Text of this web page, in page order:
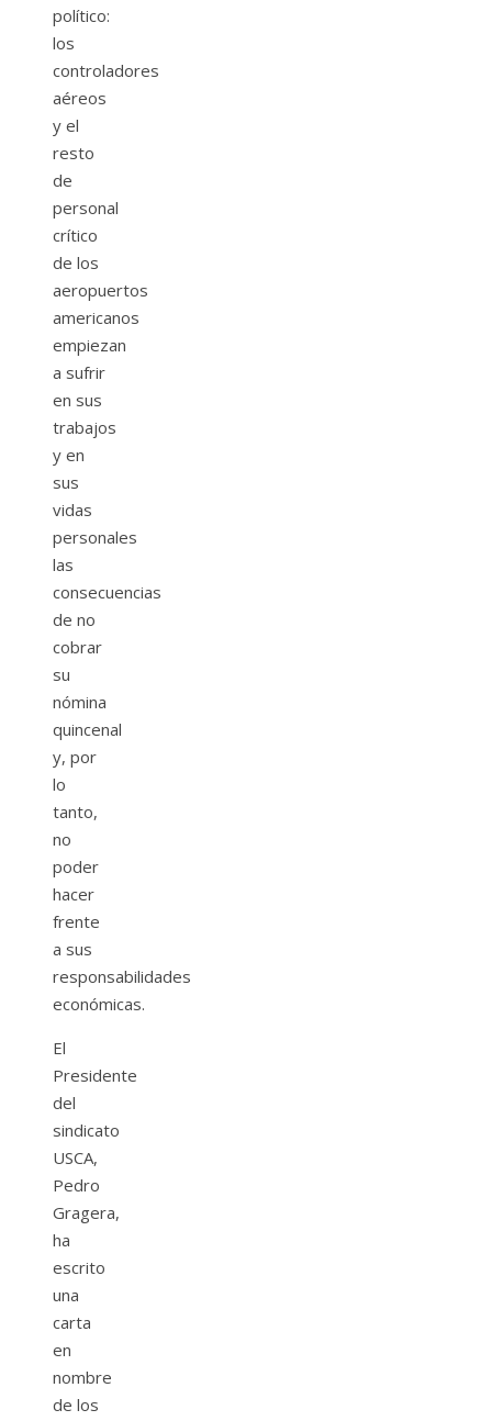
político:
los
controladores
aéreos
y el
resto
de
personal
crítico
de los
aeropuertos
americanos
empiezan
a sufrir
en sus
trabajos
y en
sus
vidas
personales
las
consecuencias
de no
cobrar
su
nómina
quincenal
y, por
lo
tanto,
no
poder
hacer
frente
a sus
responsabilidades
económicas.
El
Presidente
del
sindicato
USCA,
Pedro
Gragera,
ha
escrito
una
carta
en
nombre
de los